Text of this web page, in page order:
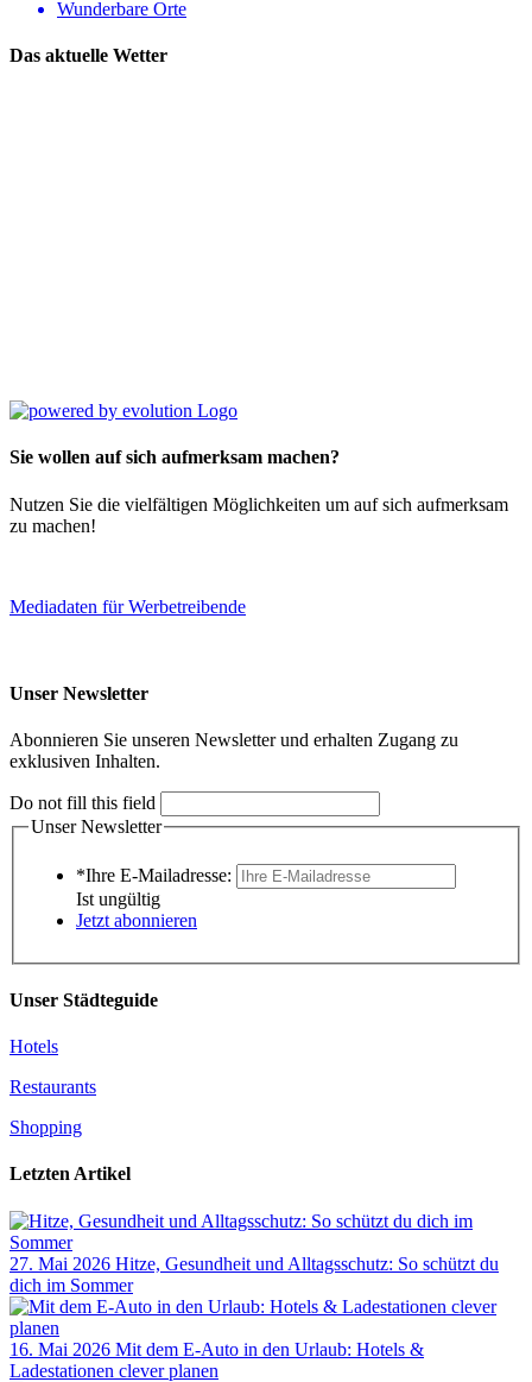
Wunderbare Orte
Das aktuelle Wetter
Sie wollen auf sich aufmerksam machen?
Nutzen Sie die vielfältigen Möglichkeiten um auf sich aufmerksam
zu machen!
Mediadaten für Werbetreibende
Unser Newsletter
Abonnieren Sie unseren Newsletter und erhalten Zugang zu
exklusiven Inhalten.
Do not fill this field
Unser Newsletter
*Ihre E-Mailadresse:
Ist ungültig
Jetzt abonnieren
Unser Städteguide
Hotels
Restaurants
Shopping
Letzten Artikel
27. Mai 2026 Hitze, Gesundheit und Alltagsschutz: So schützt du
dich im Sommer
16. Mai 2026 Mit dem E-Auto in den Urlaub: Hotels &
Ladestationen clever planen